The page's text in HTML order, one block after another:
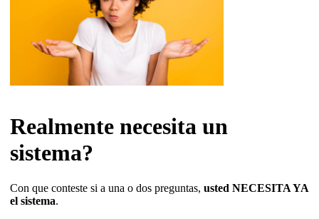
Realmente necesita un
sistema?
Con que conteste si a una o dos preguntas, usted NECESITA YA
el sistema.